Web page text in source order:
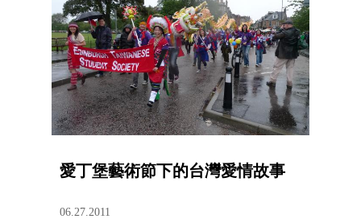
愛丁堡藝術節下的台灣愛情故事
06.27.2011